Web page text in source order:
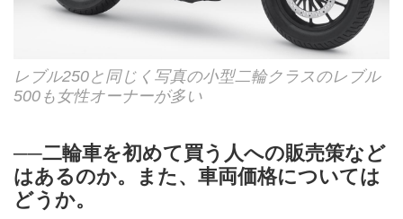
レブル250と同じく写真の小型二輪クラスのレブル
500も女性オーナーが多い
──二輪車を初めて買う人への販売策など
はあるのか。また、車両価格については
どうか。